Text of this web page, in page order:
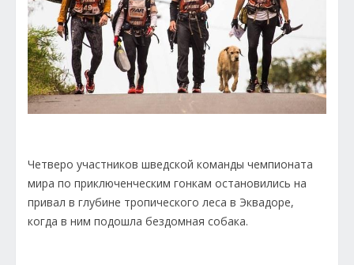
Четверо участников шведской команды чемпионата
мира по приключенческим гонкам остановились на
привал в глубине тропического леса в Эквадоре,
когда в ним подошла бездомная собака.